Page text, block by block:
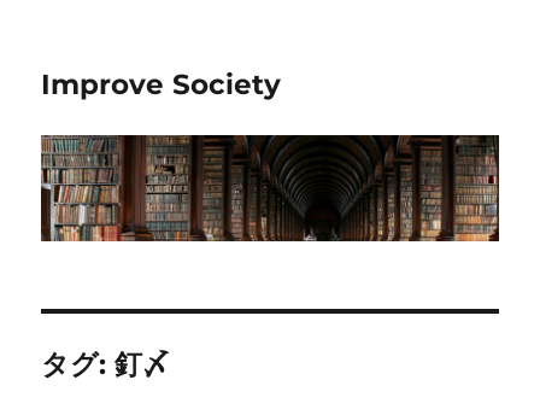
Improve Society
タグ:釘〆